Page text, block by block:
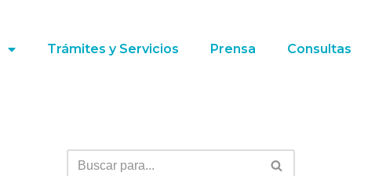
Trámites y Servicios Prensa Consultas